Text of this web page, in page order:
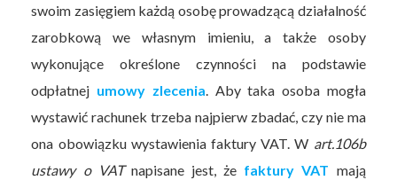
swoim zasięgiem każdą osobę prowadzącą działalność
zarobkową we własnym imieniu, a także osoby
wykonujące określone czynności na podstawie
odpłatnej umowy zlecenia . Aby taka osoba mogła
wystawić rachunek trzeba najpierw zbadać, czy nie ma
ona obowiązku wystawienia faktury VAT. W art.106b
ustawy o VATnapisane jest, że faktury VAT mają